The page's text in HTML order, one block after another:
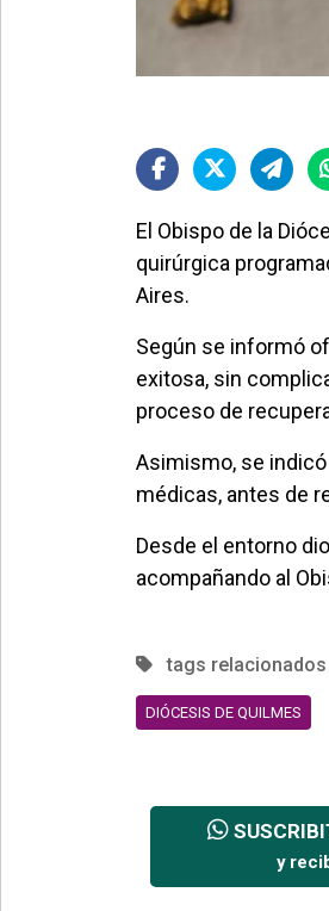
El Obispo de la
quirúrgica
Aires.
Según se informó
exitosa, sin
proceso de
Asimismo, se
médicas, antes de
Desde el entorno
acompañando al
tags relacionados
DIÓCESIS DE QUILMES
y